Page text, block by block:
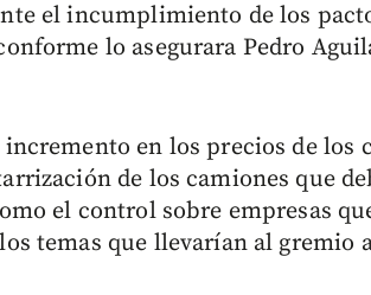
el incumplimiento de los
lo asegurara Pedro
en los precios de los
de los camiones que
el control sobre empresas
temas que llevarían al gremio